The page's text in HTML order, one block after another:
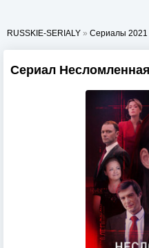
RUSSKIE-SERIALY » Сериалы 2021
Сериал